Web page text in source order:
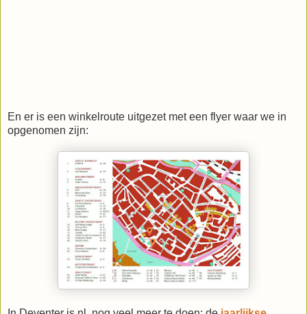
En er is een winkelroute uitgezet met een flyer waar we in
opgenomen zijn: